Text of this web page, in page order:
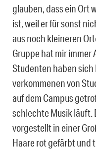
glauben, dass ein Ort
ist, weil er für sonst
aus noch kleineren
Gruppe hat mir
Studenten haben
verkommenen von
auf dem Campus
schlechte Musik läuft.
vorgestellt in einer
Haare rot gefärbt und